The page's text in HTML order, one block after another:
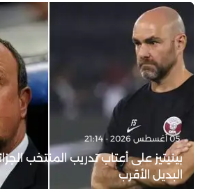
05 أغسطس 2026 - 21:14
بينيتيز على أعتاب تدريب المنتخب
البديل الأقرب